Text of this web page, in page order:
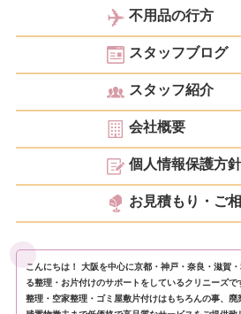
不用品の行方
スタッフブログ
スタッフ紹介
会社概要
個人情報保護方針
お見積もり・ご
こんにちは！ 大阪を中心に京都・神戸・奈良・滋賀
る整理・お片付けのサポートをしているクリニーズ
整理・空家整理・ゴミ屋敷片付けはもちろんの事、